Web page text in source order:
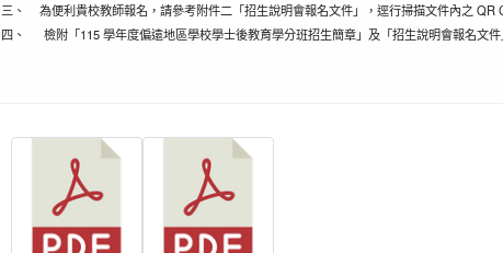
三、
為便利貴校教師報名，請參考附件二「招生說明會報名文件」，逕行掃描文件內之 QR
四、
檢附「115 學年度偏遠地區學校學士後教育學分班招生簡章」及「招生說明會報名文件